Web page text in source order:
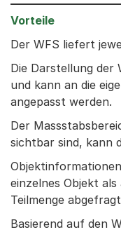
Der WFS liefert
Die Darstellung
und kann an die
angepasst werden.
Der
sichtbar sind, kann
einzelnes Objekt
Teilmenge
Basierend auf den